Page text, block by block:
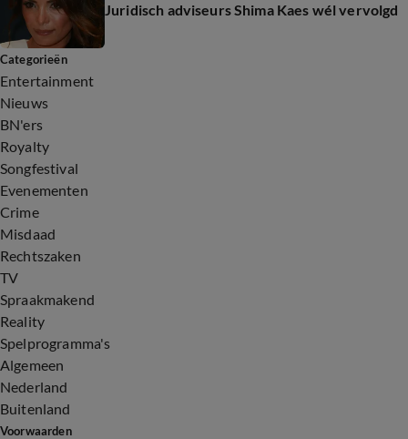
Juridisch adviseurs Shima Kaes wél vervolgd
Categorieën
Entertainment
Nieuws
BN'ers
Royalty
Songfestival
Evenementen
Crime
Misdaad
Rechtszaken
TV
Spraakmakend
Reality
Spelprogramma's
Algemeen
Nederland
Buitenland
Voorwaarden